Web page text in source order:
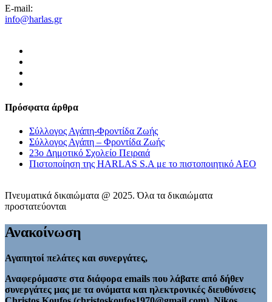
E-mail:
info@harlas.gr
Πρόσφατα άρθρα
Σύλλογος Αγάπη-Φροντίδα Ζωής
Σύλλογος Αγάπη – Φροντίδα Ζωής
23o Δημοτικό Σχολείο Πειραιά
Πιστοποίηση της HARLAS S.A με το πιστοποιητικό ΑΕΟ
Πνευματικά δικαιώματα @ 2025. Όλα τα δικαιώματα
προστατεύονται
Ανακοίνωση
Αγαπητοί πελάτες και συνεργάτες,
Αναφερόμαστε στα διάφορα emails που λάβατε από δήθεν
συνεργάτες μας με τα ονόματα και ηλεκτρονικές διευθύνσεις